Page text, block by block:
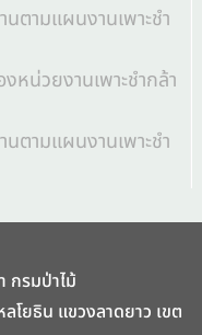
กรมป่าไม้
โยธิน แขวงลาดยาว เขต